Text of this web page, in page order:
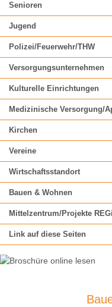
Senioren
Jugend
Polizei/Feuerwehr/THW
Versorgungsunternehmen
Kulturelle Einrichtungen
Medizinische Versorgung/
Kirchen
Vereine
Wirtschaftsstandort
Bauen & Wohnen
Mittelzentrum/Projekte
Link auf diese Seiten